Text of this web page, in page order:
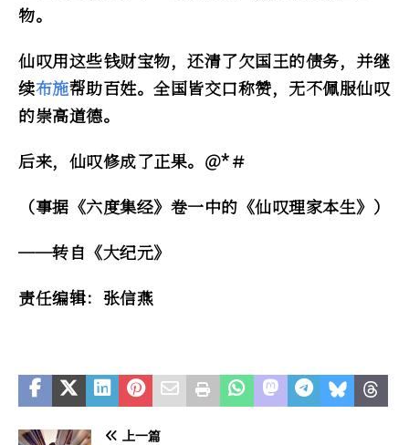
物。
仙叹用这些钱财宝物，还清了欠国王的债务，并继
续布施帮助百姓。全国皆交口称赞，无不佩服仙叹
的崇高道德。
后来，仙叹修成了正果。＠*＃
（事据《六度集经》卷一中的《仙叹理家本生》）
──转自《大纪元》
责任编辑：张信燕
上一篇